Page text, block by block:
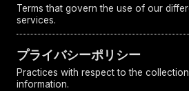
Terms that govern the use of our
services.
プライバシーポリシー
Practices with respect to the
information.